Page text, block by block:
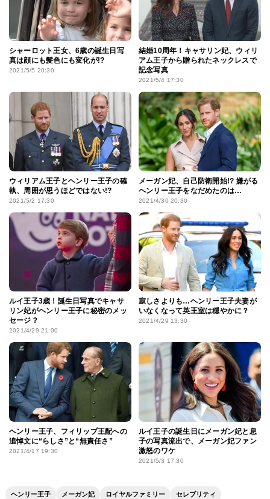
シャーロット王女、6歳の誕生日写
真は顔にも髪色にも変化が!?
2021/5/5 20:30
結婚10周年！キャサリン妃、ウィリ
アム王子から贈られたネックレスで
記念写真
2021/5/4 17:30
ウィリアム王子とヘンリー王子の確
執、周囲が思うほどではない!?
2021/5/2 17:30
メーガン妃、自己防衛開始!? 嫌がる
ヘンリー王子をなだめたのは…
2021/4/30 20:30
ルイ王子3歳！誕生日写真でキャサ
リン妃がヘンリー王子に秘密のメッ
セージ？
2021/4/29 21:00
寂しさよりも…ヘンリー王子夫妻が
いなくなって英王室は穏やかに？
2021/4/29 13:30
ヘンリー王子、フィリップ王配への
追悼文に“らしさ”と“無責任さ”
2021/4/17 19:30
ルイ王子の誕生日にメーガン妃と息
子の写真流出で、メーガン妃ファン
激怒のワケ
2021/5/3 17:30
ヘンリー王子 メーガン妃 ロイヤルファミリー セレブリティ